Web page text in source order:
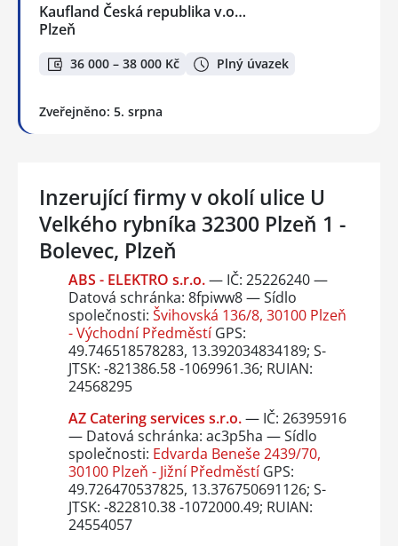
Kaufland Česká republika v.o…
Plzeň
36 000 – 38 000 Kč Plný úvazek
Zveřejněno: 5. srpna
Inzerující firmy v okolí ulice U
Velkého rybníka 32300 Plzeň 1 -
Bolevec, Plzeň
ABS - ELEKTRO s.r.o.— IČ: 25226240 —
Datová schránka: 8fpiww8 — Sídlo
společnosti: Švihovská 136/8, 30100 Plzeň
- Východní PředměstíGPS:
49.746518578283, 13.392034834189; S-
JTSK: -821386.58 -1069961.36; RUIAN:
24568295
AZ Catering services s.r.o.— IČ: 26395916
— Datová schránka: ac3p5ha — Sídlo
společnosti: Edvarda Beneše 2439/70,
30100 Plzeň - Jižní PředměstíGPS:
49.726470537825, 13.376750691126; S-
JTSK: -822810.38 -1072000.49; RUIAN:
24554057